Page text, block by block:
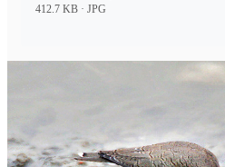
412.7 KB · JPG